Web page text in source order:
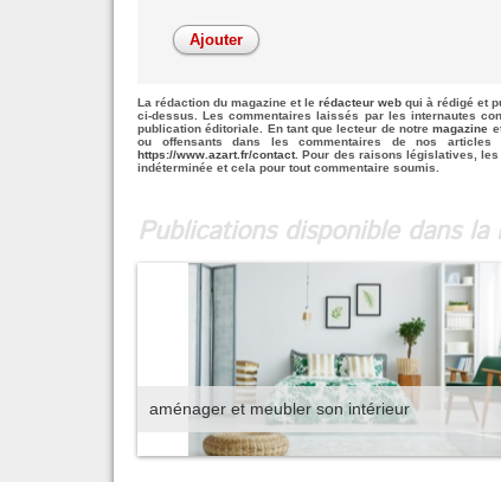
La rédaction du magazine et le rédacteur web qui à rédigé et
ci-dessus. Les commentaires laissés par les internautes
publication éditoriale. En tant que lecteur de notremagazine
ou offensants dans les commentaires de nos
https://www.azart.fr/contact. Pour des raisons législatives, les
indéterminée et cela pour tout commentaire soumis.
Publications disponible dans
aménager et meubler son intérieur